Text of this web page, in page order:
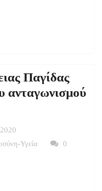
Παγίδας
ανταγωνισμού
Υγεία
0